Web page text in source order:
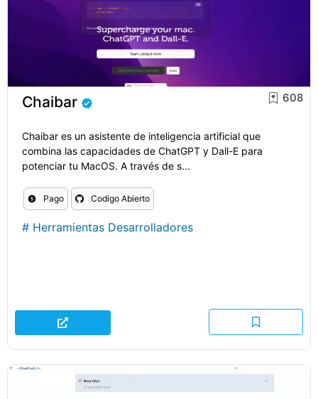
Chaibar 608
Chaibar es un asistente de inteligencia artificial que
combina las capacidades de ChatGPT y Dall-E para
potenciar tu MacOS. A través de s...
Pago Codigo Abierto
# Herramientas Desarrolladores